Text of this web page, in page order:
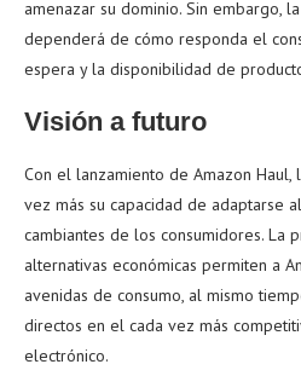
amenazar su dominio. Sin embargo,
dependerá de cómo responda el
espera y la disponibilidad de
Visión a futuro
Con el lanzamiento de Amazon Haul,
vez más su capacidad de adaptarse
cambiantes de los consumidores. La
alternativas económicas permiten a
avenidas de consumo, al mismo
directos en el cada vez más
electrónico.